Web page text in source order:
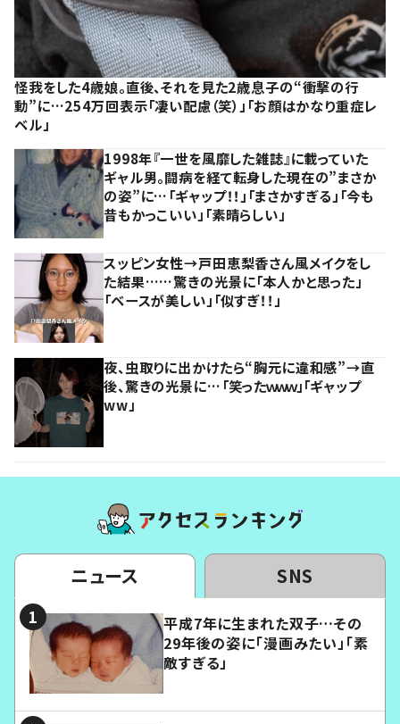
怪我をした4歳娘。直後、それを見た2歳息子の“衝撃の行
動”に…254万回表示「凄い配慮（笑）」「お顔はかなり重症レ
ベル」
1998年『一世を風靡した雑誌』に載っていた
ギャル男。闘病を経て転身した現在の”まさか
の姿”に…「ギャップ！！」「まさかすぎる」「今も
昔もかっこいい」「素晴らしい」
スッピン女性→戸田恵梨香さん風メイクをし
た結果……驚きの光景に「本人かと思った」
「ベースが美しい」「似すぎ！！」
夜、虫取りに出かけたら“胸元に違和感”→直
後、驚きの光景に…「笑ったｗｗｗ」「ギャップ
ww」
ニュース SNS
平成7年に生まれた双子…その
29年後の姿に「漫画みたい」「素
敵すぎる」